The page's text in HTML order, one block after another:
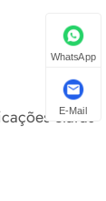
claras
WhatsApp
E-Mail